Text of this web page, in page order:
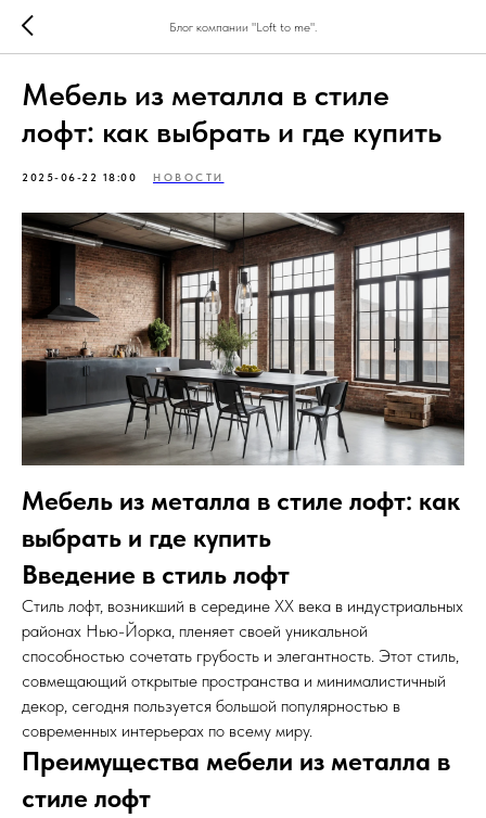
Блог компании "Loft to me".
Мебель из металла в стиле
лофт: как выбрать и где купить
2025-06-22 18:00 НОВОСТИ
Мебель из металла в стиле лофт: как
выбрать и где купить
Введение в стиль лофт
Стиль лофт, возникший в середине XX века в индустриальных
районах Нью-Йорка, пленяет своей уникальной
способностью сочетать грубость и элегантность. Этот стиль,
совмещающий открытые пространства и минималистичный
декор, сегодня пользуется большой популярностью в
современных интерьерах по всему миру.
Преимущества мебели из металла в
стиле лофт